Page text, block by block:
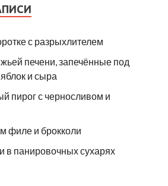
с разрыхлителем
печени, запечённые под
и сыра
пирог с черносливом и
филе и брокколи
панировочных сухарях